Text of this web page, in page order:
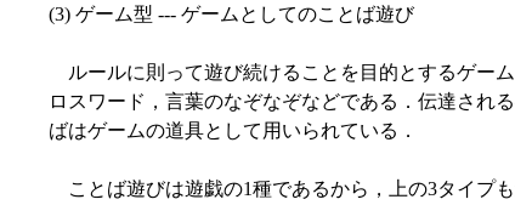
(3) ゲーム型 --- ゲームとしてのことば遊び
ルールに則って遊び続けることを目的とするゲー
ロスワード，言葉のなぞなぞなどである．伝達され
ばはゲームの道具として用いられている．
ことば遊びは遊戯の1種であるから，上の3タイプ